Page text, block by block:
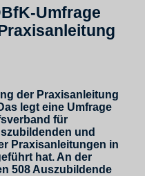
Umfrage
der Praxisanleitung
legt eine Umfrage
für
und
Praxisanleitungen in
hat. An der
508 Auszubildende